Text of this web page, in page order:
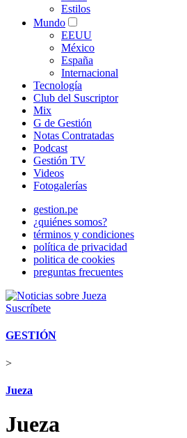
Estilos
Mundo
EEUU
México
España
Internacional
Tecnología
Club del Suscriptor
Mix
G de Gestión
Notas Contratadas
Podcast
Gestión TV
Videos
Fotogalerías
gestion.pe
¿quiénes somos?
términos y condiciones
política de privacidad
politica de cookies
preguntas frecuentes
Suscríbete
GESTIÓN
>
Jueza
Jueza